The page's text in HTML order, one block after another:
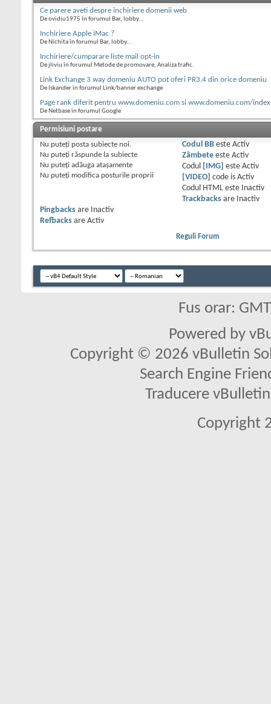
Ce parere aveti despre inchiriere domenii web
De ovidiu1975 în forumul Bar, lobby...
Inchiriere Apple iMac ?
De Nichita în forumul Bar, lobby...
Inchiriere/cumparare liste mail opt-in
De jliviu în forumul Metode de promovare, Analiza trafic.
Link Exchange 3 way domeniu AUTO pot oferi PR3,4 din orice domeniu
De Iskander în forumul Link/banner exchange
Page rank diferit pentru www.domeniu.com si www.domeniu.com/
De Netbase în forumul Google
Permisiuni postare
Nu puteţi posta subiecte noi.
Nu puteţi răspunde la subiecte
Nu puteţi adăuga ataşamente
Nu puteţi modifica posturile proprii
Codul BBeste Activ
Zâmbeteeste Activ
Codul
[IMG] este Activ
[VIDEO]
code is Activ
Codul HTML este
Inactiv
Trackbacksare
Inactiv
Pingbacks are
Inactiv
Refbacks are Activ
Reguli Forum
Fus orar:
Powered by
Copyright © 2026 vBulletin
Search Engine
Traducere
Copyright